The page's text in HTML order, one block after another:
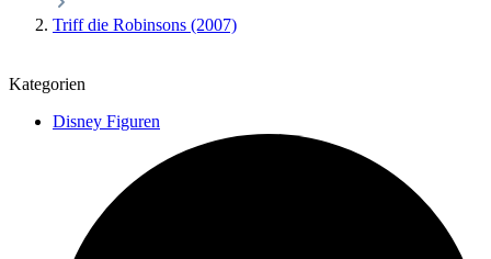
Triff die Robinsons (2007)
Kategorien
Disney Figuren